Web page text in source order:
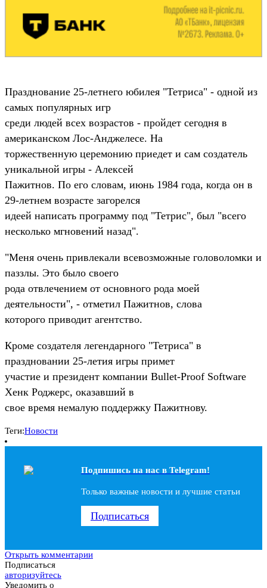
Празднование 25-летнего юбилея "Тетриса" - одной из
самых популярных игр
среди людей всех возрастов - пройдет сегодня в
американском Лос-Анджелесе. На
торжественную церемонию приедет и сам создатель
уникальной игры - Алексей
Пажитнов. По его словам, июнь 1984 года, когда он в
29-летнем возрасте загорелся
идеей написать программу под "Тетрис", был "всего
несколько мгновений назад".
"Меня очень привлекали всевозможные головоломки и
паззлы. Это было своего
рода отвлечением от основного рода моей
деятельности", - отметил Пажитнов, слова
которого приводит агентство.
Кроме создателя легендарного "Тетриса" в
праздновании 25-летия игры примет
участие и президент компании Bullet-Proof Software
Хенк Роджерс, оказавший в
свое время немалую поддержку Пажитнову.
Теги:Новости
Подпишись на наc в Telegram!
Только важные новости и лучшие статьи
Подписаться
Открыть комментарии
Подписаться
авторизуйтесь
Уведомить о